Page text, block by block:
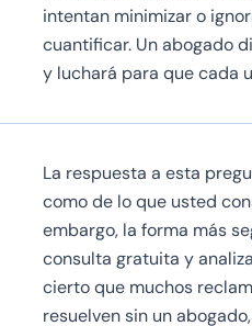
intentan minimizar o
cuantificar. Un abogado
y luchará para que cada
La respuesta a esta
como de lo que usted
embargo, la forma más
consulta gratuita y
cierto que muchos
resuelven sin un